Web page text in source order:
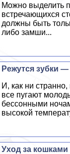
Можно выделить
встречающихся
должны быть
либо замши...
Режутся зубки
И, как ни
все пугают
бессонными
высокой
Уход за кошками